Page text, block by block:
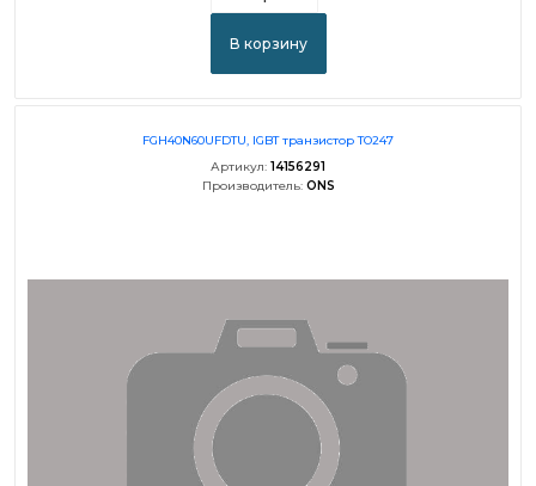
В корзину
FGH40N60UFDTU, IGBT транзистор TO247
Артикул: 14156291
Производитель: ONS